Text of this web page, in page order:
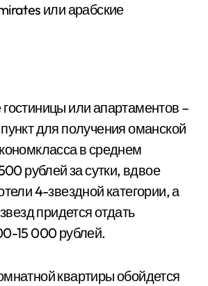
или арабские
или апартаментов –
для получения оманской
в среднем
рублей за сутки, вдвое
4-звездной категории, а
придется отдать
15 000 рублей.
квартиры обойдется